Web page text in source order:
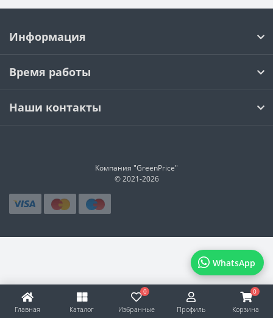
Главная Каталог
0
Избранные Профиль
0
Корзина
WhatsApp
Информация
Время работы
Наши контакты
Компания "GreenPrice"
© 2021-2026